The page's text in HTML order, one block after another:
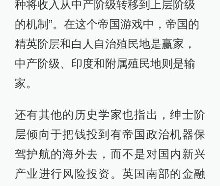
种将收入从中产阶级转移到上层阶级
的机制”。在这个帝国游戏中，帝国的
精英阶层和白人自治殖民地是赢家，
中产阶级、印度和附属殖民地则是输
家。
还有其他的历史学家也指出，绅士阶
层倾向于把钱投到有帝国政治机器保
驾护航的海外去，而不是对国内新兴
产业进行风险投资。英国南部的金融